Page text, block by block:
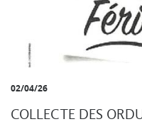
02/04/26
COLLECTE DES